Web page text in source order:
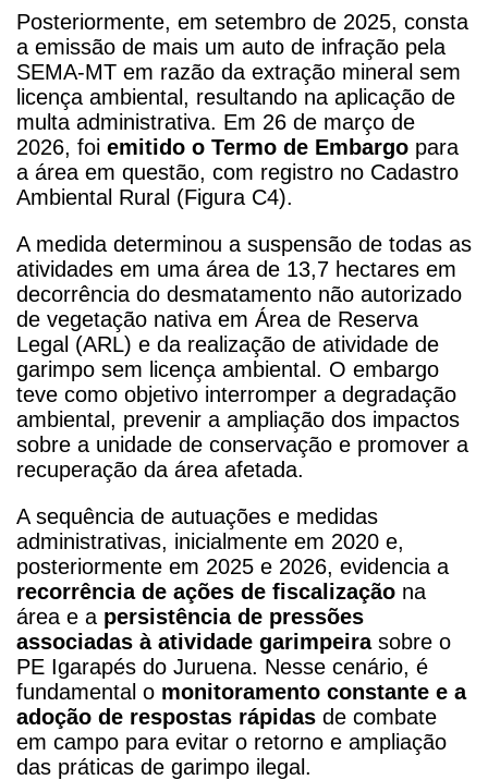
Posteriormente, em setembro de 2025, consta
a emissão de mais um auto de infração pela
SEMA-MT em razão da extração mineral sem
licença ambiental, resultando na aplicação de
multa administrativa. Em 26 de março de
2026, foi emitido o Termo de Embargo para
a área em questão, com registro no Cadastro
Ambiental Rural (Figura C4).
A medida determinou a suspensão de todas as
atividades em uma área de 13,7 hectares em
decorrência do desmatamento não autorizado
de vegetação nativa em Área de Reserva
Legal (ARL) e da realização de atividade de
garimpo sem licença ambiental. O embargo
teve como objetivo interromper a degradação
ambiental, prevenir a ampliação dos impactos
sobre a unidade de conservação e promover a
recuperação da área afetada.
A sequência de autuações e medidas
administrativas, inicialmente em 2020 e,
posteriormente em 2025 e 2026, evidencia a
recorrência de ações de fiscalização na
área e a persistência de pressões
associadas à atividade garimpeirasobre o
PE Igarapés do Juruena. Nesse cenário, é
fundamental o monitoramento constante e a
adoção de respostas rápidas de combate
em campo para evitar o retorno e ampliação
das práticas de garimpo ilegal.